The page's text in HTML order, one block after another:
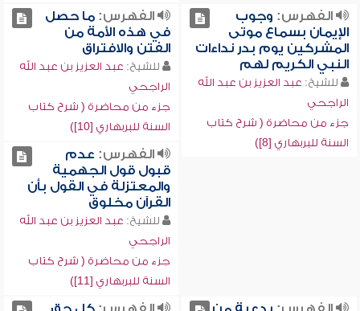
الفهرس: وجوب
الإيمان بسماع موتى
المشركين يوم بدر نداءات
النبي الكريم لهم
للشيخ: عبد العزيز بن عبد الله
الراجحي
جزء من محاضرة ( شرح كتاب
السنة للبربهاري [8])
الفهرس:ما حصل
في هذه الأمة من
الفتن والافتراق
للشيخ: عبد العزيز بن عبد الله
الراجحي
جزء من محاضرة ( شرح كتاب
السنة للبربهاري [10])
الفهرس: عدم
قبول قول الجهمية
والمعتزلة في القول بأن
القرآن مخلوق
للشيخ: عبد العزيز بن عبد الله
الراجحي
جزء من محاضرة ( شرح كتاب
السنة للبربهاري [11])